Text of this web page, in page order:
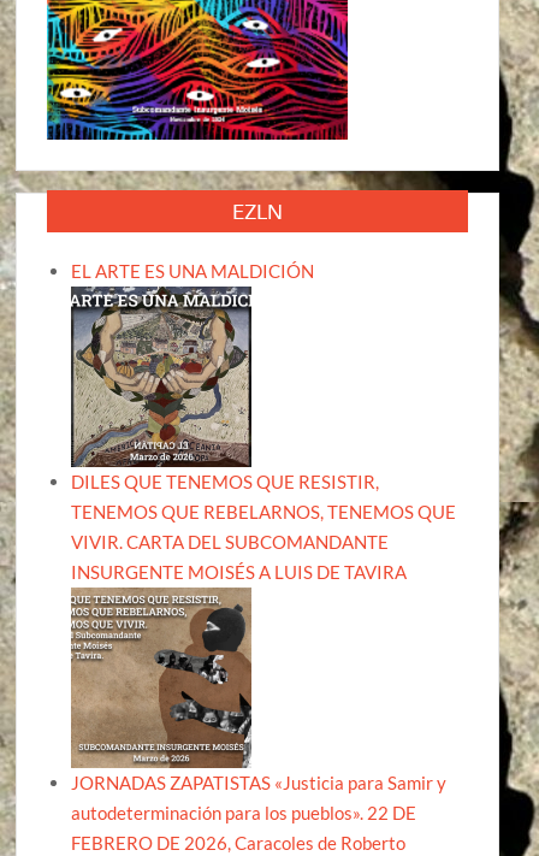
EZLN
EL ARTE ES UNA MALDICIÓN
DILES QUE TENEMOS QUE RESISTIR,
TENEMOS QUE REBELARNOS, TENEMOS QUE
VIVIR. CARTA DEL SUBCOMANDANTE
INSURGENTE MOISÉS A LUIS DE TAVIRA
JORNADAS ZAPATISTAS «Justicia para Samir y
autodeterminación para los pueblos». 22 DE
FEBRERO DE 2026, Caracoles de Roberto